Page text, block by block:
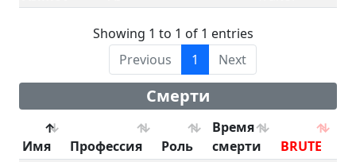
Showing 1 to 1 of 1 entries
Previous
1 Next
Смерти
Имя Профессия Роль
Время
смерти
BRUTE